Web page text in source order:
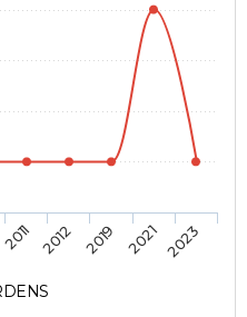
2011 2012 2019 2021 2023